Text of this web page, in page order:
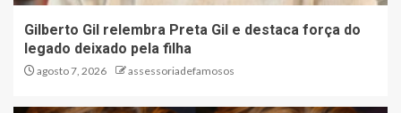
Gilberto Gil relembra Preta Gil e destaca força do
legado deixado pela filha
agosto 7, 2026 assessoriadefamosos